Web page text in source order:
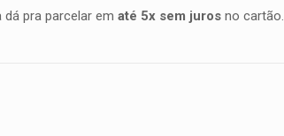
dá pra parcelar ematé 5x sem juros no cartão.